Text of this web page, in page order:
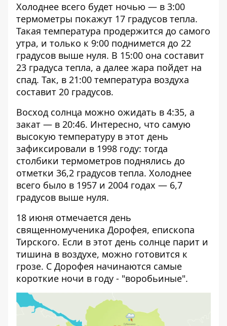
Холоднее всего будет ночью — в 3:00
термометры покажут 17 градусов тепла.
Такая температура продержится до самого
утра, и только к 9:00 поднимется до 22
градусов выше нуля. В 15:00 она составит
23 градуса тепла, а далее жара пойдет на
спад. Так, в 21:00 температура воздуха
составит 20 градусов.
Восход солнца можно ожидать в 4:35, а
закат — в 20:46. Интересно, что самую
высокую температуру в этот день
зафиксировали в 1998 году: тогда
столбики термометров поднялись до
отметки 36,2 градусов тепла. Холоднее
всего было в 1957 и 2004 годах — 6,7
градусов выше нуля.
18 июня отмечается день
священномученика Дорофея, епископа
Тирского. Если в этот день солнце парит и
тишина в воздухе, можно готовится к
грозе. С Дорофея начинаются самые
короткие ночи в году - "воробьиные".